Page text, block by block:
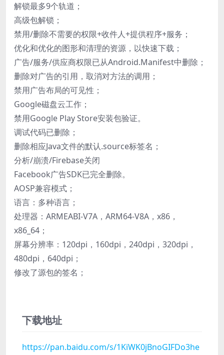
解锁最多9个轨道；
高级包解锁；
禁用/删除不需要的权限+收件人+提供程序+服务；
优化和优化的图形和清理的资源，以快速下载；
广告/服务/供应商权限已从Android.Manifest中删除；
删除对广告的引用，取消对方法的调用；
禁用广告布局的可见性；
Google磁盘云工作；
禁用Google Play Store安装包验证。
调试代码已删除；
删除相应Java文件的默认.source标签名；
分析/崩溃/Firebase关闭
Facebook广告SDK已完全删除。
AOSP兼容模式；
语言：多种语言；
处理器：ARMEABI-V7A，ARM64-V8A，x86，
x86_64；
屏幕分辨率：120dpi，160dpi，240dpi，320dpi，
480dpi，640dpi；
修改了源包的签名；
下载地址
https://pan.baidu.com/s/1KiWK0jBnoGIFDo3he